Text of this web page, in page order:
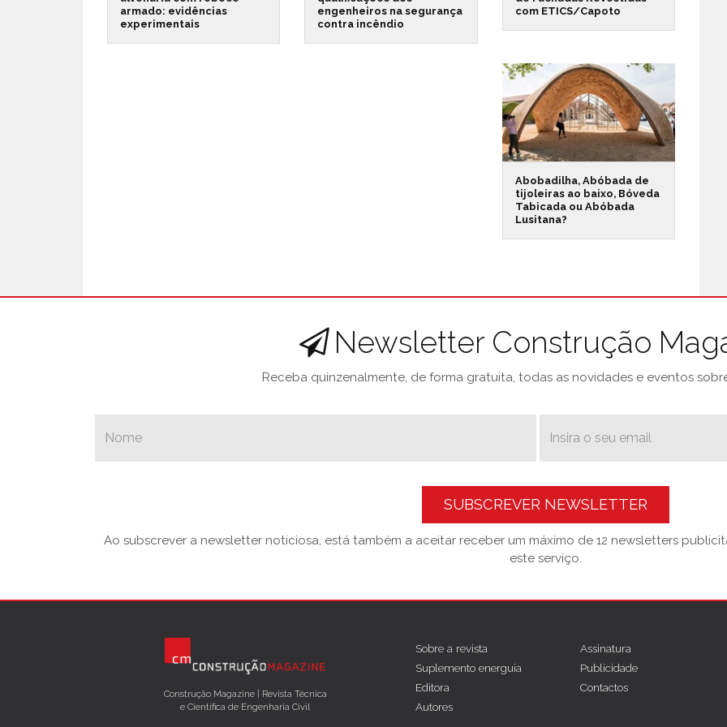
armado: evidências
experimentais
engenheiros na segurança
contra incêndio
com ETICS/Capoto
Abobadilha, Abóbada de
tijoleiras ao baixo, Bóveda
Tabicada ou Abóbada
Lusitana?
Newsletter Construção
Receba quinzenalmente, de forma gratuita, todas as novidades e eventos
SUBSCREVER NEWSLETTER
Ao subscrever a newsletter noticiosa, está também a aceitar receber um máximo de 12 newsletters
este serviço.
Construção Magazine | Revista Técnica
e Científica de Engenharia Civil
Sobre a revista
Suplemento energuia
Editora
Autores
Assinatura
Publicidade
Contactos